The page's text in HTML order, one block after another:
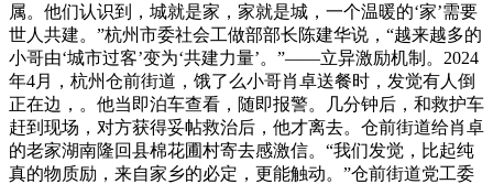
属。他们认识到，城就是家，家就是城，一个温暖的‘家’需要
世人共建。”杭州市委社会工做部部长陈建华说，“越来越多的
小哥由‘城市过客’变为‘共建力量’。”——立异激励机制。2024
年4月，杭州仓前街道，饿了么小哥肖卓送餐时，发觉有人倒
正在边，。他当即泊车查看，随即报警。几分钟后，和救护车
赶到现场，对方获得妥帖救治后，他才离去。仓前街道给肖卓
的老家湖南隆回县棉花圃村寄去感激信。“我们发觉，比起纯
真的物质励，来自家乡的必定，更能触动。”仓前街道党工委